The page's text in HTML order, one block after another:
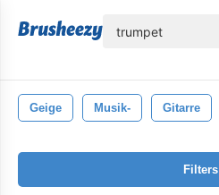
Geige Musik- Gitarre
Filters